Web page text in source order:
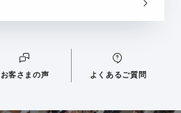
お客さまの声 よくあるご質問